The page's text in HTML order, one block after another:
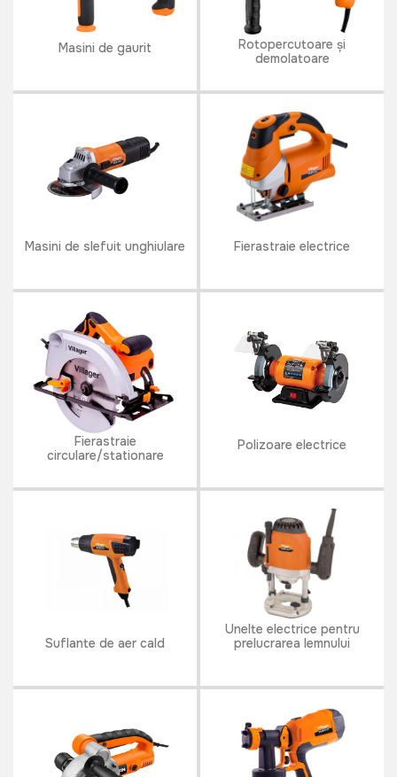
Masini de gaurit
Rotopercutoare și
demolatoare
Masini de slefuit unghiulare Fierastraie electrice
Fierastraie
circulare/stationare
Polizoare electrice
Suflante de aer cald
Unelte electrice pentru
prelucrarea lemnului